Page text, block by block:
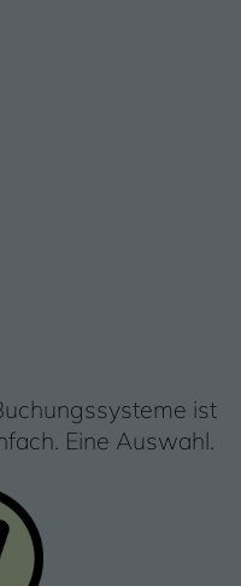
ist
Eine Auswahl.